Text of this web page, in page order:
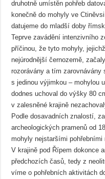
druhotně umístěn pohřeb
konečně do mohyly ve
datujeme do mladší doby
Teprve zavádění intenzivního
příčinou, že tyto mohyly,
nejúrodnější černozemě,
rozorávány a tím
s jedinou výjimkou – mohylou
dodnes uchoval do výšky 80
v zalesněné krajině
Podle dosavadních znalostí,
archeologických pramenů od
mohyly nejstaršími pohřebními
V krajině pod Řípem dokonce
předchozích časů, tedy z
víme o pohřebních aktivitách